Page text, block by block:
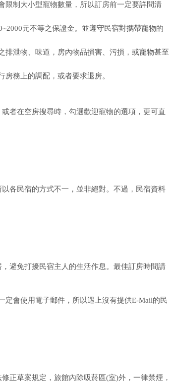
限制大小型寵物數量，所以訂房前一定要詳問清
元不等之保證金。並遵守民宿對攜帶寵物的
排泄物、味道，房內物品損害、污損，或寵物甚至
務上的調配，或者要求退房。
者在空房搜尋時，勾選歡迎寵物的選項，更可直
各民宿的方式不一，並非絕對。不過，民宿資料
避免打擾民宿主人的生活作息。最佳訂房時間請
定會使用電子郵件，所以遇上沒有提供E-Mail的民
正草案規定，旅館內除吸菸區(室)外，一律禁煙，